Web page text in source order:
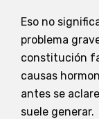
Eso no
problema
constitución
causas
antes se
suele generar.